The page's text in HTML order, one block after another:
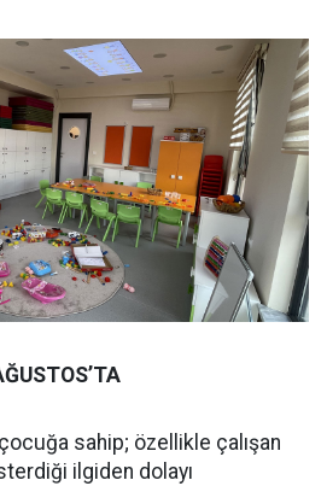
sahip; özellikle çalışan
ilgiden dolayı